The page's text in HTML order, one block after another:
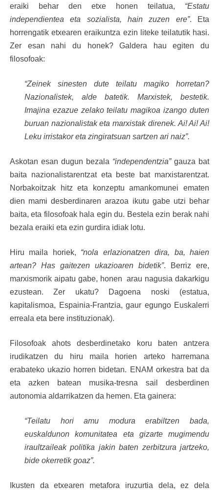
eraiki behar den etxe honen teilatua, “Estatu
independientea eta sozialista, hain zuzen ere”. Eta
horrengatik etxearen eraikuntza ezin liteke teilatutik hasi.
Zer esan nahi du honek? Galdera hau egiten du
filosofoak:
“Zeinek sinesten dute teilatu magiko horretan?
Nazionalistek, alde batetik. Marxistek, bestetik.
Imajina ezazue zelako teilatu magikoa izango duten
buruan nazionalistak eta marxistak direnek. Ai! Ai! Ai!
Leku irristakor eta zingiratsuan sartzen ari naiz”.
Askotan esan dugun bezala “independentzia”gauza bat
baita nazionalistarentzat eta beste bat marxistarentzat.
Norbakoitzak hitz eta konzeptu amankomunei ematen
dien mami desberdinaren arazoa ikutu gabe utzi behar
baita, eta filosofoak hala egin du. Bestela ezin berak nahi
bezala eraiki eta ezin gurdira idiak lotu.
Hiru maila horiek, “nola erlazionatzen dira, ba, haien
artean? Has gaitezen ukazioaren bidetik”. Berriz ere,
marxismorik aipatu gabe, honen arau nagusia dakarkigu
ezustean. Zer ukatu? Dagoena noski (estatua,
kapitalismoa, Espainia-Frantzia, gaur egungo Euskalerri
erreala eta bere instituzionak).
Filosofoak ahots desberdinetako koru baten antzera
irudikatzen du hiru maila horien arteko harremana
erabateko ukazio horren bidetan. ENAM orkestra bat da
eta azken batean musika-tresna sail desberdinen
autonomia aldarrikatzen da hemen. Eta gainera:
“Teilatu hori amu modura erabiltzen bada,
euskaldunon komunitatea eta gizarte mugimendu
iraultzaileak politika jakin baten zerbitzura jartzeko,
bide okerretik goaz”.
Ikusten da etxearen metafora iruzurtia dela, ez dela